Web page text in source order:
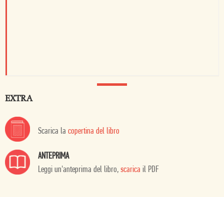
EXTRA
Scarica la copertina del libro
ANTEPRIMA
Leggi un'anteprima del libro, scarica il PDF